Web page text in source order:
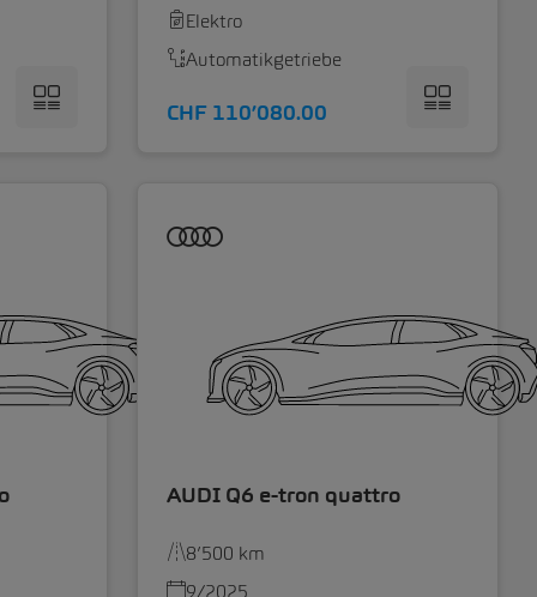
Elektro
Automatikgetriebe
CHF 110’080.00
AUDI Q6 e-tron quattro
8’500 km
9/2025